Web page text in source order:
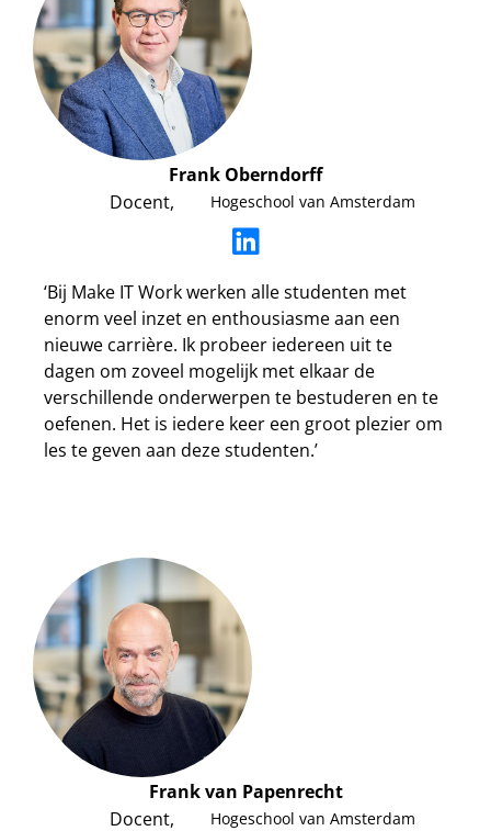
Frank Oberndorff
Docent,
Hogeschool van Amsterdam
‘Bij Make IT Work werken alle studenten met
enorm veel inzet en enthousiasme aan een
nieuwe carrière. Ik probeer iedereen uit te
dagen om zoveel mogelijk met elkaar de
verschillende onderwerpen te bestuderen en te
oefenen. Het is iedere keer een groot plezier om
les te geven aan deze studenten.’
Frank van Papenrecht
Docent,
Hogeschool van Amsterdam